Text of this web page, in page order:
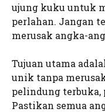
ujung kuku untuk
perlahan. Jangan
merusak angka-
Tujuan utama
unik tanpa
pelindung
Pastikan semua